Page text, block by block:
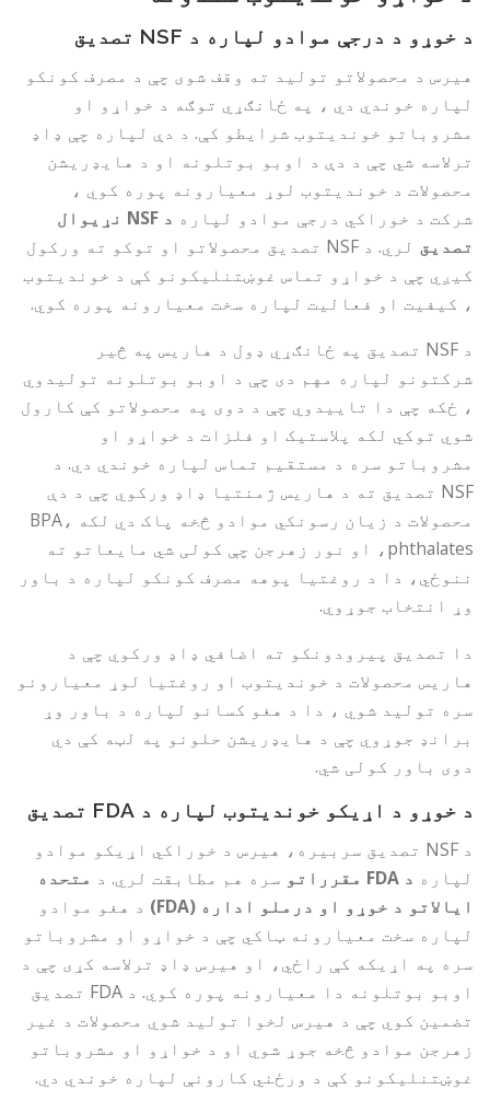
د خوړو د درجې موادو لپاره د NSF تصدیق
هیرس د محصولاتو تولید ته وقف شوی چې د مصرف کونکو
لپاره خوندي دي ، په ځانګړي توګه د خواړو او
مشروباتو خوندیتوب شرایطو کې. د دې لپاره چې ډاډ
ترلاسه شي چې د دې د اوبو بوتلونه او د هایډریشن
محصولات د خوندیتوب لوړ معیارونه پوره کوي ،
شرکت د خوراکي درجې موادو لپاره
د NSF نړیوال
تصدیق
لري. د NSF تصدیق محصولاتو او توکو ته ورکول
کیږي چې د خواړو تماس غوښتنلیکونو کې د خوندیتوب
، کیفیت او فعالیت لپاره سخت معیارونه پوره کوي.
د NSF تصدیق په ځانګړي ډول د هاریس په څیر
شرکتونو لپاره مهم دی چې د اوبو بوتلونه تولیدوي
، ځکه چې دا تاییدوي چې د دوی په محصولاتو کې کارول
شوي توکي لکه پلاستيک او فلزات د خواړو او
مشروباتو سره د مستقیم تماس لپاره خوندي دي. د
NSF تصدیق ته د هاریس ژمنتیا ډاډ ورکوي چې د دې
محصولات د زیان رسونکي موادو څخه پاک دي لکه BPA،
phthalates، او نور زهرجن چې کولی شي مایعاتو ته
ننوځي، دا د روغتیا پوهه مصرف کونکو لپاره د باور
وړ انتخاب جوړوي.
دا تصدیق پیرودونکو ته اضافي ډاډ ورکوي چې د
هاریس محصولات د خوندیتوب او روغتیا لوړ معیارونو
سره تولید شوي ، دا د هغو کسانو لپاره د باور وړ
برانډ جوړوي چې د هایډریشن حلونو په لټه کې دي
دوی باور کولی شي.
د خوړو د اړیکو خوندیتوب لپاره د FDA تصدیق
د NSF تصدیق سربیره، هیرس د خوراکي اړیکو موادو
لپاره د FDA مقرراتو سره هم مطابقت لري. د متحده
ایالاتو د خوړو او درملو اداره (FDA)
د هغو موادو
لپاره سخت معیارونه ټاکي چې د خواړو او مشروباتو
سره په اړیکه کې راځي، او هیرس ډاډ ترلاسه کړی چې د
اوبو بوتلونه دا معیارونه پوره کوي. د FDA تصدیق
تضمین کوي ​​​​چې د هیرس لخوا تولید شوي محصولات د غیر
زهرجن موادو څخه جوړ شوي او د خواړو او مشروباتو
غوښتنلیکونو کې د ورځني کارونې لپاره خوندي دي.